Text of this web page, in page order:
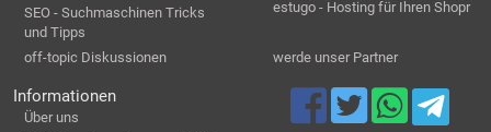
SEO - Suchmaschinen Tricks
und Tipps
off-topic Diskussionen
estugo - Hosting für Ihren Shopr
werde unser Partner
Informationen
Über uns